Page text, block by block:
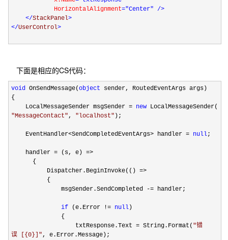
HorizontalAlignment="Center" />
</StackPanel>
</UserControl>
下面是相应的CS代码：
void OnSendMessage(object sender, RoutedEventArgs args)
{
LocalMessageSender msgSender= new LocalMessageSender(
"MessageContact", " localhost" );
EventHandler<SendCompletedEventArgs> handler= null;
handler= (s, e)=>
{
Dispatcher.BeginInvoke(()=>
{
msgSender.SendCompleted
-= handler;
if (e.Error != null )
{
txtResponse.Text= String.Format( "错
误 [{0}] ", e.Error.Message);